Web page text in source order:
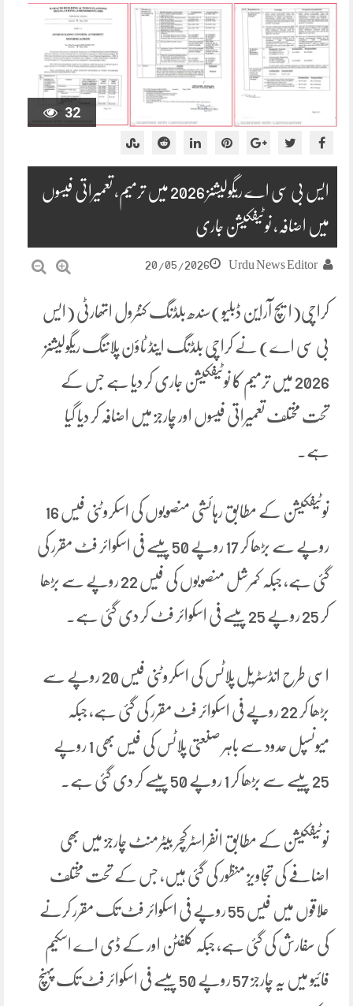
32
ایس بی سی اے ریگولیشنز 2026 میں ترمیم، تعمیراتی فیسوں
میں اضافہ، نوٹیفکیشن جاری
Urdu News Editor
20/05/2026
کراچی(ایچ آراین ڈبلیو)سندھ بلڈنگ کنٹرول اتھارٹی (ایس
بی سی اے) نے کراچی بلڈنگ اینڈ ٹاؤن پلاننگ ریگولیشنز
2026 میں ترمیم کا نوٹیفکیشن جاری کر دیا ہے جس کے
تحت مختلف تعمیراتی فیسوں اور چارجز میں اضافہ کر دیا گیا
ہے۔
نوٹیفکیشن کے مطابق رہائشی منصوبوں کی اسکروٹنی فیس 16
روپے سے بڑھا کر 17 روپے 50 پیسے فی اسکوائر فٹ مقرر کی
گئی ہے، جبکہ کمرشل منصوبوں کی فیس 22 روپے سے بڑھا
کر 25 روپے 25 پیسے فی اسکوائر فٹ کر دی گئی ہے۔
اسی طرح انڈسٹریل پلاٹس کی اسکروٹنی فیس 20 روپے سے
بڑھا کر 22 روپے فی اسکوائر فٹ مقرر کی گئی ہے، جبکہ
میونسپل حدود سے باہر صنعتی پلاٹس کی فیس بھی 1 روپے
25 پیسے سے بڑھا کر 1 روپے 50 پیسے کر دی گئی ہے۔
نوٹیفکیشن کے مطابق انفراسٹرکچر بیٹرمنٹ چارجز میں بھی
اضافے کی تجاویز منظور کی گئی ہیں، جس کے تحت مختلف
علاقوں میں فیس 55 روپے فی اسکوائر فٹ تک مقرر کرنے
کی سفارش کی گئی ہے، جبکہ کلفٹن اور کے ڈی اے اسکیم
فائیو میں یہ چارجز 57 روپے 50 پیسے فی اسکوائر فٹ تک پہنچ